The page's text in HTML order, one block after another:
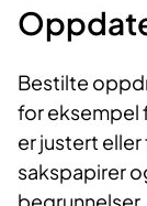
Bestilte
for eksempel
er justert
sakspapirer